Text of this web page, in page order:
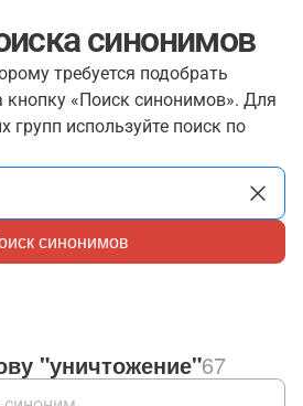
синонимов
требуется подобрать
кнопку «Поиск синонимов». Для
групп используйте поиск по
синонимов
"уничтожение"67